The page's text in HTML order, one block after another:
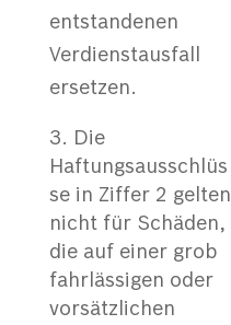
entstandenen
Verdienstausfall
ersetzen.
Die
Haftungsausschlüs
se in Ziffer 2 gelten
nicht für Schäden,
die auf einer grob
fahrlässigen oder
vorsätzlichen